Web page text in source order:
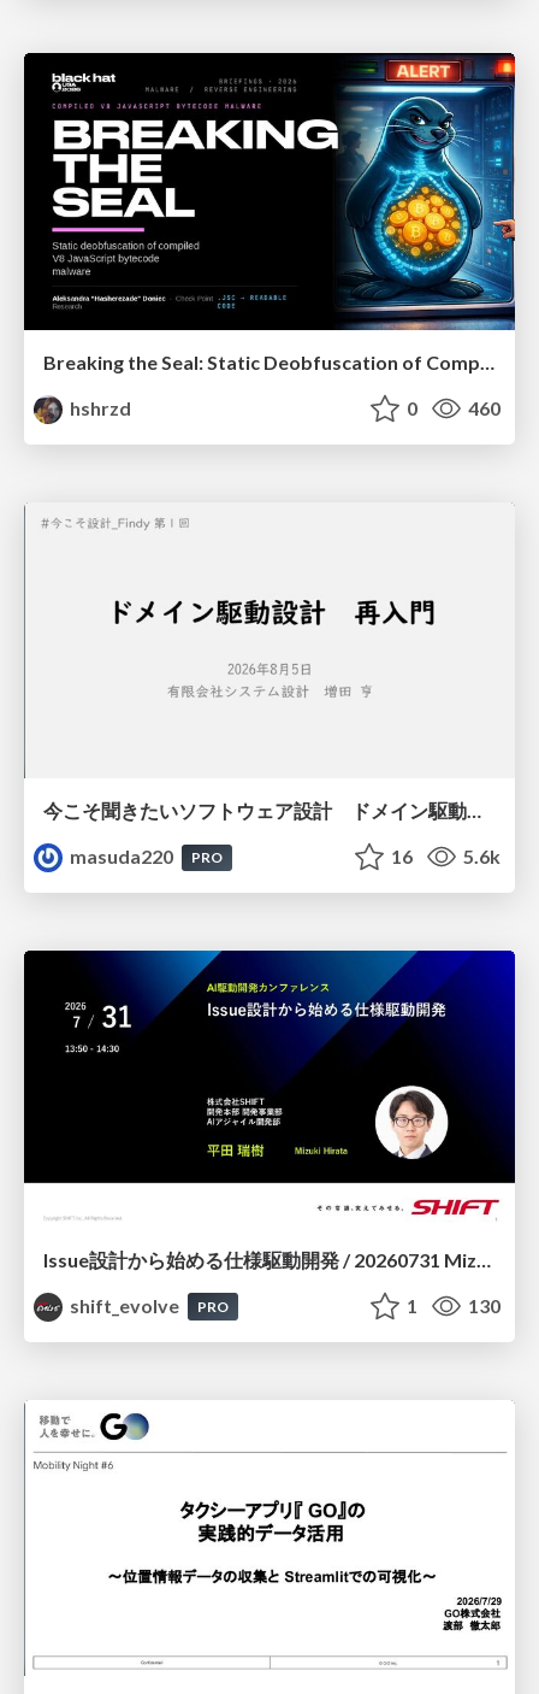
Breaking the Seal: Static Deobfuscation of Compiled V8 JavaScript Bytecode Malware
hshrzd
0 460
今こそ聞きたいソフトウェア設計 ドメイン駆動設計再入門
masuda220
PRO 16 5.6k
shift_evolve
PRO 1 130